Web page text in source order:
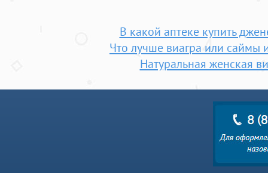
В какой аптеке купить
Что лучше виагра или саймы
Натуральная женская